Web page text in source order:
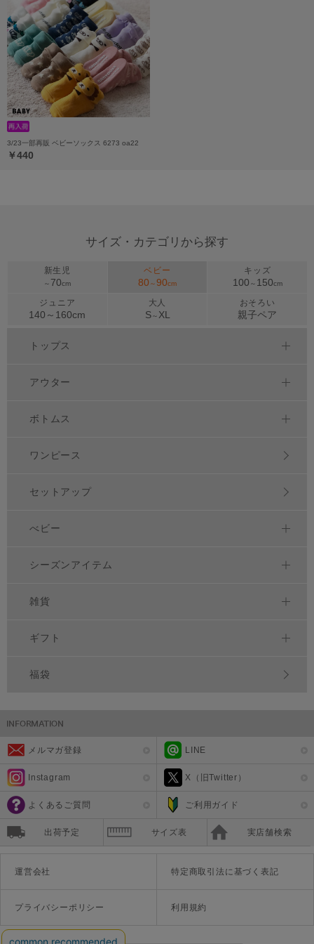
3/23一部再販 ベビーソックス 6273 oa22
￥440
サイズ・カテゴリから探す
新生児
～ 70cm
ベビー
80 ～90cm
キッズ
100 ～ 150cm
ジュニア
140～ 160cm
大人
S～ XL
おそろい
親子ペア
トップス
アウター
ボトムス
ワンピース
セットアップ
べビー
シーズンアイテム
雑貨
ギフト
福袋
メルマガ登録 LINE
Instagram X（旧Twitter）
よくあるご質問 ご利用ガイド
出荷予定 サイズ表 実店舗検索
運営会社 特定商取引法に基づく表記
プライバシーポリシー 利用規約